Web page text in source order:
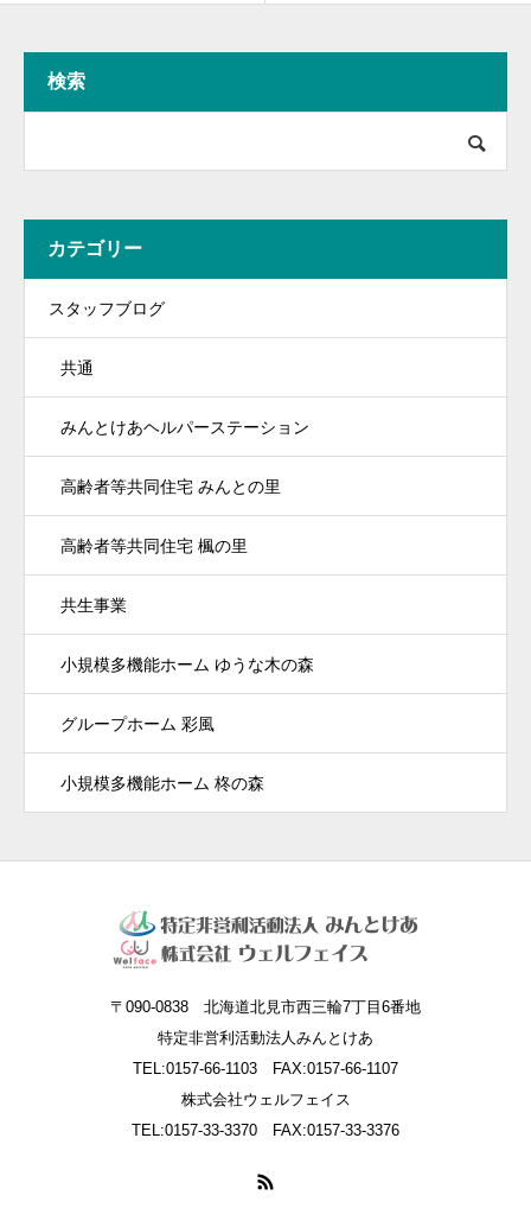
検索
カテゴリー
スタッフブログ
共通
みんとけあヘルパーステーション
高齢者等共同住宅 みんとの里
高齢者等共同住宅 楓の里
共生事業
小規模多機能ホーム ゆうな木の森
グループホーム 彩風
小規模多機能ホーム 柊の森
〒090-0838 北海道北見市西三輪7丁目6番地
特定非営利活動法人みんとけあ
TEL:0157-66-1103 FAX:0157-66-1107
株式会社ウェルフェイス
TEL:0157-33-3370 FAX:0157-33-3376